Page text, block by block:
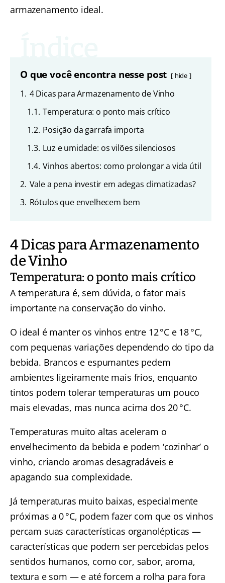
armazenamento ideal.
O que você encontra nesse post hide
1. 4 Dicas para Armazenamento de Vinho
1.1. Temperatura: o ponto mais crítico
1.2. Posição da garrafa importa
1.3. Luz e umidade: os vilões silenciosos
1.4. Vinhos abertos: como prolongar a vida útil
2. Vale a pena investir em adegas climatizadas?
3. Rótulos que envelhecem bem
4 Dicas para Armazenamento
de Vinho
Temperatura: o ponto mais crítico
A temperatura é, sem dúvida, o fator mais
importante na conservação do vinho.
O ideal é manter os vinhos entre 12 °C e 18 °C,
com pequenas variações dependendo do tipo da
bebida. Brancos e espumantes pedem
ambientes ligeiramente mais frios, enquanto
tintos podem tolerar temperaturas um pouco
mais elevadas, mas nunca acima dos 20 °C.
Temperaturas muito altas aceleram o
envelhecimento da bebida e podem ‘cozinhar’ o
vinho, criando aromas desagradáveis e
apagando sua complexidade.
Já temperaturas muito baixas, especialmente
próximas a 0 °C, podem fazer com que os vinhos
percam suas características organolépticas —
características que podem ser percebidas pelos
sentidos humanos, como cor, sabor, aroma,
textura e som — e até forcem a rolha para fora